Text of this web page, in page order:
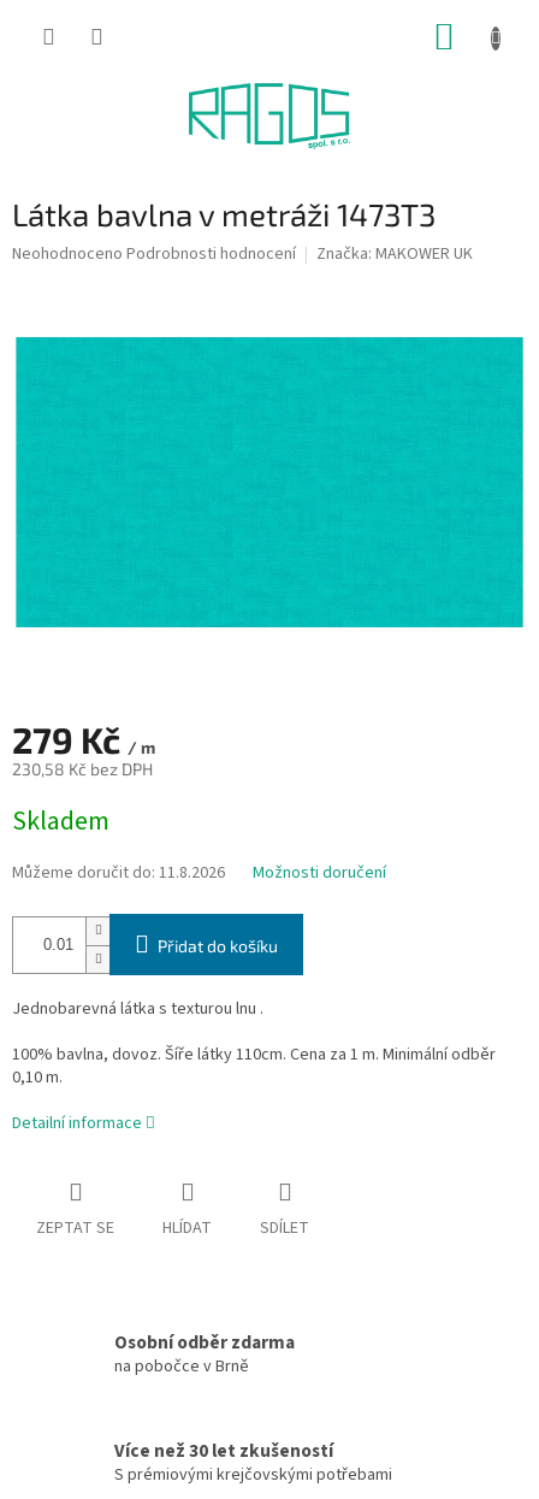
Látka bavlna v metráži 1473T3
Průměrné
0,0
Neohodnoceno Podrobnosti hodnocení Značka: MAKOWER UK
279 Kč / m
230,58 Kč bez DPH
cena:
Skladem
Můžeme doručit do: 11.8.2026 Možnosti doručení
Přidat do košíku
Jednobarevná látka s texturou lnu .
100% bavlna, dovoz. Šíře látky 110cm. Cena za 1 m. Minimální odběr
0,10 m.
Detailní informace
ZEPTAT SE HLÍDAT SDÍLET
Osobní odběr zdarma
na pobočce v Brně
Více než 30 let zkušeností
S prémiovými krejčovskými potřebami